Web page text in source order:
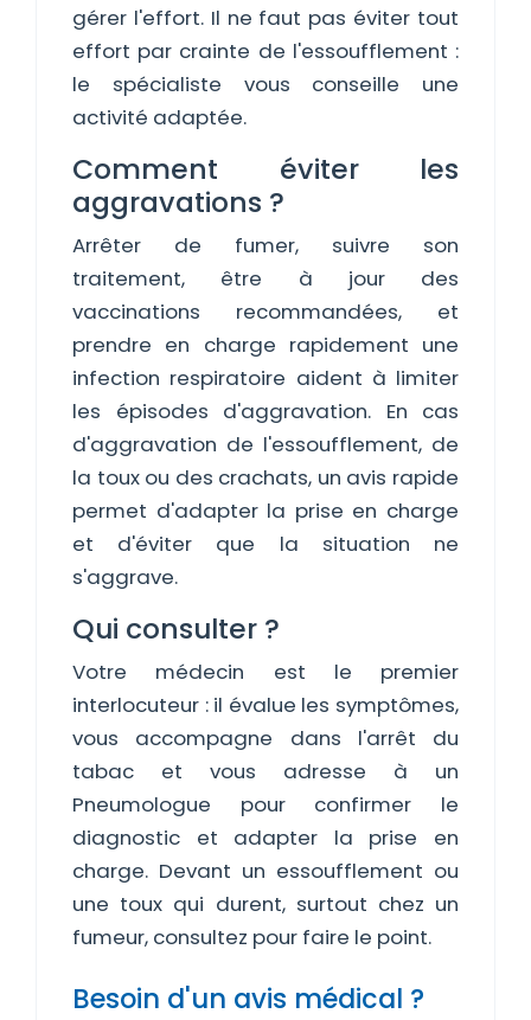
gérer l'effort. Il ne faut pas éviter tout
effort par crainte de l'essoufflement :
le spécialiste vous conseille une
activité adaptée.
Comment éviter les
aggravations ?
Arrêter de fumer, suivre son
traitement, être à jour des
vaccinations recommandées, et
prendre en charge rapidement une
infection respiratoire aident à limiter
les épisodes d'aggravation. En cas
d'aggravation de l'essoufflement, de
la toux ou des crachats, un avis rapide
permet d'adapter la prise en charge
et d'éviter que la situation ne
s'aggrave.
Qui consulter ?
Votre médecin est le premier
interlocuteur : il évalue les symptômes,
vous accompagne dans l'arrêt du
tabac et vous adresse à un
Pneumologue pour confirmer le
diagnostic et adapter la prise en
charge. Devant un essoufflement ou
une toux qui durent, surtout chez un
fumeur, consultez pour faire le point.
Besoin d'un avis médical ?